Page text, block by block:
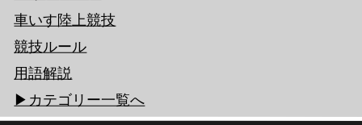
車いす陸上競技
競技ルール
用語解説
▶︎カテゴリー一覧へ